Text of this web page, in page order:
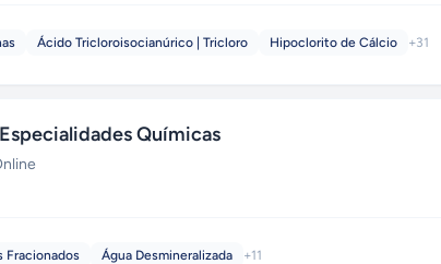
Ácido Tricloroisocianúrico | Tricloro Hipoclorito de Cálcio +31
Químicas
Fracionados Água Desmineralizada +11